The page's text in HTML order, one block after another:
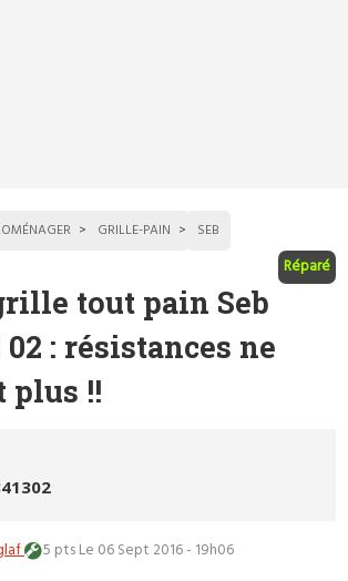
GRILLE-PAIN SEB
Réparé
tout pain Seb
02 : résistances ne
plus !!
5 ptsLe 06 Sept 2016 - 19h06